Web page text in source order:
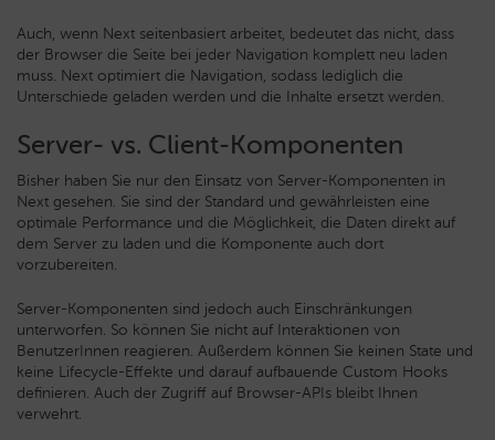
Auch, wenn Next seitenbasiert arbeitet, bedeutet das nicht, dass
der Browser die Seite bei jeder Navigation komplett neu laden
muss. Next optimiert die Navigation, sodass lediglich die
Unterschiede geladen werden und die Inhalte ersetzt werden.
Server- vs. Client-Komponenten
Bisher haben Sie nur den Einsatz von Server-Komponenten in
Next gesehen. Sie sind der Standard und gewährleisten eine
optimale Performance und die Möglichkeit, die Daten direkt auf
dem Server zu laden und die Komponente auch dort
vorzubereiten.
Server-Komponenten sind jedoch auch Einschränkungen
unterworfen. So können Sie nicht auf Interaktionen von
BenutzerInnen reagieren. Außerdem können Sie keinen State und
keine Lifecycle-Effekte und darauf aufbauende Custom Hooks
definieren. Auch der Zugriff auf Browser-APIs bleibt Ihnen
verwehrt.